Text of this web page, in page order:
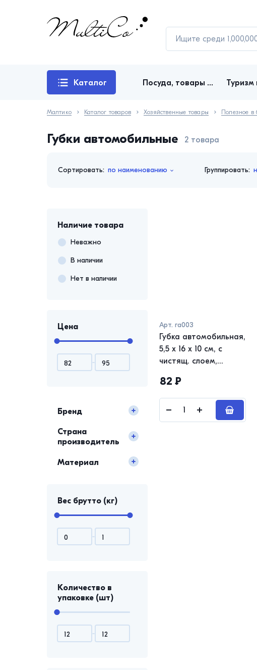
Каталог Посуда, товары для кухни Туризм
Малтико Каталог товаров Хозяйственные товары Полезное в
Губки автомобильные 2 товара
Сортировать: по наименованию Группировать:
Наличие товара
Неважно
В наличии
Нет в наличии
Цена
Бренд
Страна
производитель
Материал
Вес брутто (кг)
Количество в
упаковке (шт)
Арт. га003
Губка автомобильная,
5,5 х 16 х 10 см, с
чистящ. слоем,
82 ₽